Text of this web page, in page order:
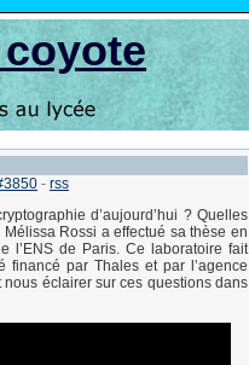
- rss
d’aujourd’hui ? Quelles
Rossi a effectué sa thèse en
l’ENS de Paris. Ce laboratoire fait
par Thales et par l’agence
éclairer sur ces questions dans